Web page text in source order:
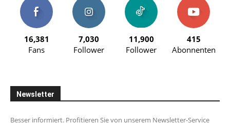
16,381
Fans
7,030
Follower
11,900
Follower
415
Abonnenten
Newsletter
Besser informiert. Profitieren Sie von unserem Newsletter-Service